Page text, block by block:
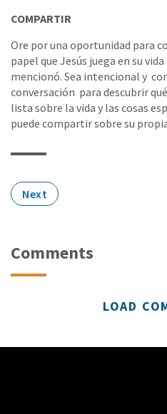
COMPARTIR
Ore por una oportunidad para
papel que Jesús juega en su
mencionó. Sea intencional y
conversación para descubrir
lista sobre la vida y las cosas
puede compartir sobre su
Next
Comments
LOAD